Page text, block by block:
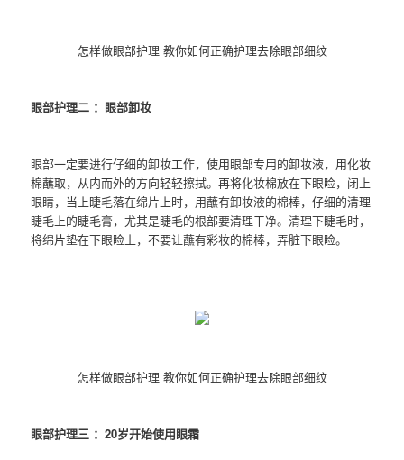
怎样做眼部护理 教你如何正确护理去除眼部细纹
眼部护理二 ：眼部卸妆
眼部一定要进行仔细的卸妆工作，使用眼部专用的卸妆液，用化妆
棉蘸取，从内而外的方向轻轻擦拭。再将化妆棉放在下眼睑，闭上
眼睛，当上睫毛落在绵片上时，用蘸有卸妆液的棉棒，仔细的清理
睫毛上的睫毛膏，尤其是睫毛的根部要清理干净。清理下睫毛时，
将绵片垫在下眼睑上，不要让蘸有彩妆的棉棒，弄脏下眼睑。
怎样做眼部护理 教你如何正确护理去除眼部细纹
眼部护理三 ：20岁开始使用眼霜